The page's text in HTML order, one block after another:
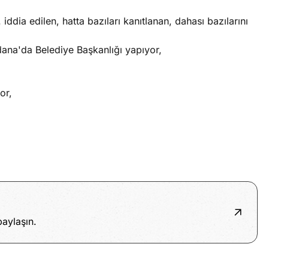
edilen, hatta bazıları kanıtlanan, dahası bazılarını
Belediye Başkanlığı yapıyor,